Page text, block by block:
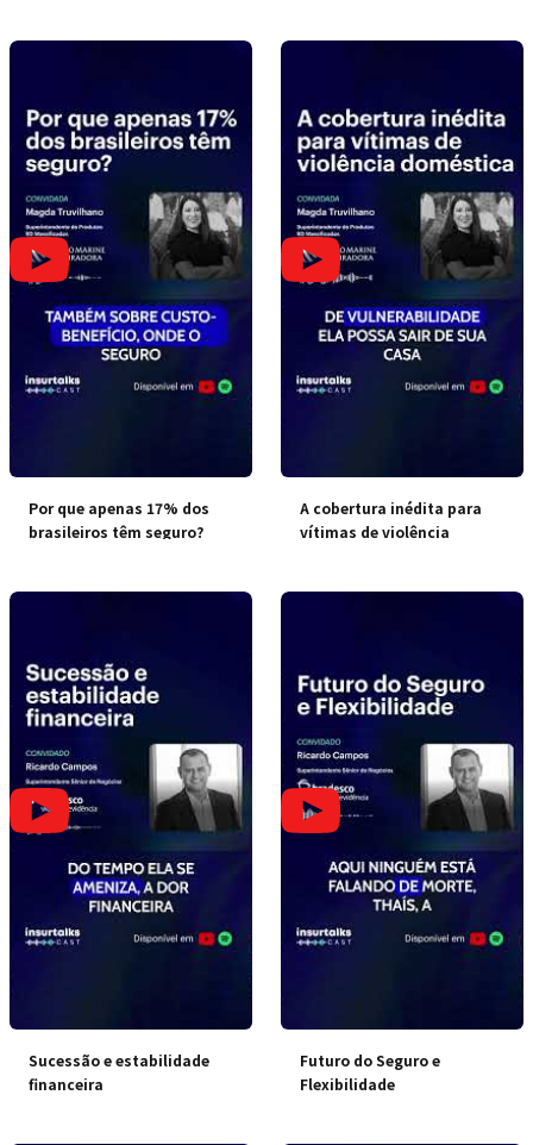
Por que apenas 17% dos
brasileiros têm seguro?
A cobertura inédita para
vítimas de violência
Sucessão e estabilidade
financeira
Futuro do Seguro e
Flexibilidade